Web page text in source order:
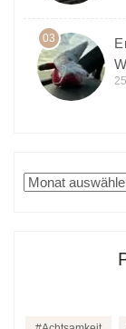
03
Archiv